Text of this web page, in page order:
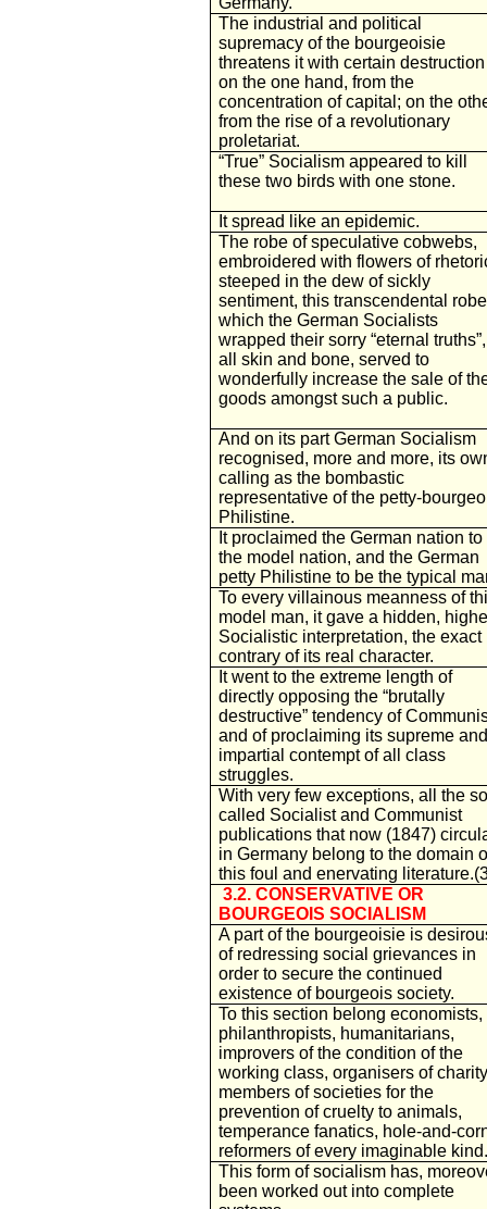
The industrial and political
supremacy of the bourgeoisie
threatens it with certain
on the one hand, from the
concentration of capital; on the
from the rise of a revolutionary
proletariat.
“True” Socialism appeared to kill
these two birds with one stone.
It spread like an epidemic.
The robe of speculative cobwebs,
embroidered with flowers of
steeped in the dew of sickly
sentiment, this transcendental
which the German Socialists
wrapped their sorry “eternal truths”,
all skin and bone, served to
wonderfully increase the sale of
goods amongst such a public.
And on its part German Socialism
recognised, more and more, its
calling as the bombastic
representative of the petty-
Philistine.
It proclaimed the German nation to
the model nation, and the German
petty Philistine to be the typical
To every villainous meanness of
model man, it gave a hidden,
Socialistic interpretation, the exact
contrary of its real character.
It went to the extreme length of
directly opposing the “brutally
destructive” tendency of
and of proclaiming its supreme and
impartial contempt of all class
struggles.
With very few exceptions, all the
called Socialist and Communist
publications that now (1847)
in Germany belong to the domain
this foul and enervating
3.2. CONSERVATIVE OR
BOURGEOIS SOCIALISM
A part of the bourgeoisie is
of redressing social grievances in
order to secure the continued
existence of bourgeois society.
To this section belong economists,
philanthropists, humanitarians,
improvers of the condition of the
working class, organisers of
members of societies for the
prevention of cruelty to animals,
temperance fanatics, hole-and-
reformers of every imaginable kind.
This form of socialism has,
been worked out into complete